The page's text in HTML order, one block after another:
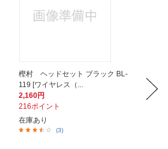
樫村 ヘッドセット ブラック BL-
119 [ワイヤレス（...
2,160円
216ポイント
在庫あり
(3)
ヤホ
12,990